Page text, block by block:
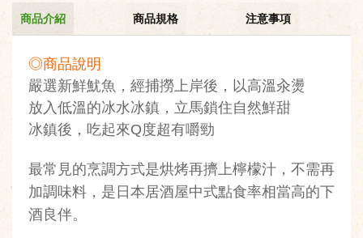
商品介紹 商品規格 注意事項
◎商品說明
嚴選新鮮魷魚，經捕撈上岸後，以高溫汆燙
放入低溫的冰水冰鎮，立馬鎖住自然鮮甜
冰鎮後，吃起來Q度超有嚼勁
最常見的烹調方式是烘烤再擠上檸檬汁，不需再
加調味料，是日本居酒屋中式點食率相當高的下
酒良伴。